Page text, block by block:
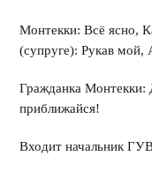
Монтекки: Всё ясно,
(супруге): Рукав мой,
Гражданка Монтекки:
приближайся!
Входит начальник